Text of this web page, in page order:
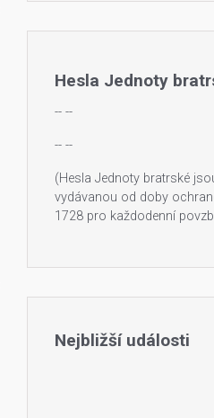
Hesla Jednoty
-- --
-- --
(Hesla Jednoty bratrské
vydávanou od doby
1728 pro každodenní
Nejbližší události